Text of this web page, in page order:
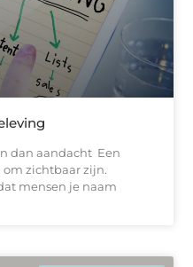
dan aandacht Een
zichtbaar zijn.
mensen je naam